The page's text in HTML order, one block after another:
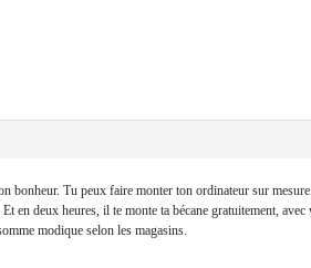
bonheur. Tu peux faire monter ton ordinateur sur
en deux heures, il te monte ta bécane gratuitement,
modique selon les magasins.